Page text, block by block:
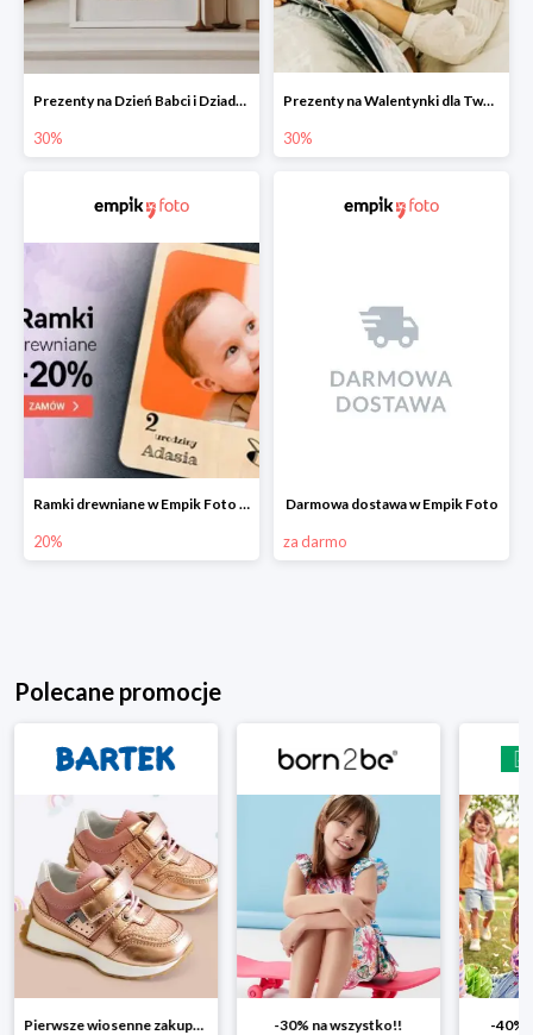
Prezenty na Dzień Babci i Dziadka w Empik Foto do -30%
30%
Prezenty na Walentynki dla Twoich bliskich w Empik Foto do -30%
30%
Ramki drewniane w Empik Foto do -20%
20%
Darmowa dostawa w Empik Foto
za darmo
Polecane promocje
Pierwsze wiosenne zakupy -20% -30% na wszystko!! -40%